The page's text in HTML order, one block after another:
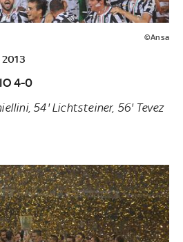
©Ansa
2013
4-0
54' Lichtsteiner, 56' Tevez